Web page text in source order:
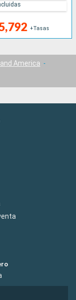
+Tasas
America